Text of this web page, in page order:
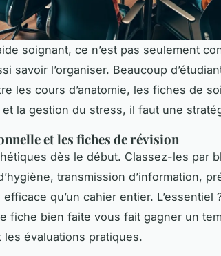
soignant, ce n’est pas seulement
savoir l’organiser. Beaucoup
les cours d’anatomie, les fiches de
la gestion du stress, il faut une
et les fiches de révision
dès le début. Classez-les par
transmission d’information,
qu’un cahier entier. L’essentiel
fiche bien faite vous fait gagner un
évaluations pratiques.